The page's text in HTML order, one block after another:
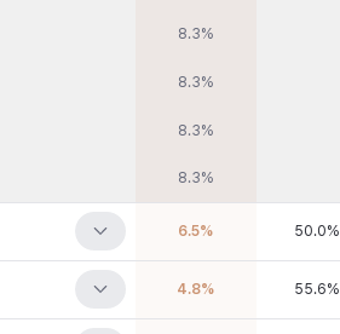
8.3%
8.3%
8.3%
8.3%
6.5% 50.0%
4.8% 55.6%